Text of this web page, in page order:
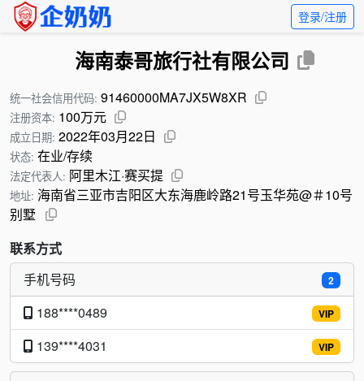
登录/注册
海南泰哥旅行社有限公司
统一社会信用代码: 91460000MA7JX5W8XR
注册资本: 100万元
成立日期: 2022年03月22日
状态: 在业/存续
法定代表人: 阿里木江·赛买提
地址: 海南省三亚市吉阳区大东海鹿岭路21号玉华苑@＃10号
别墅
联系方式
2
手机号码
VIP
188****0489
VIP
139****4031